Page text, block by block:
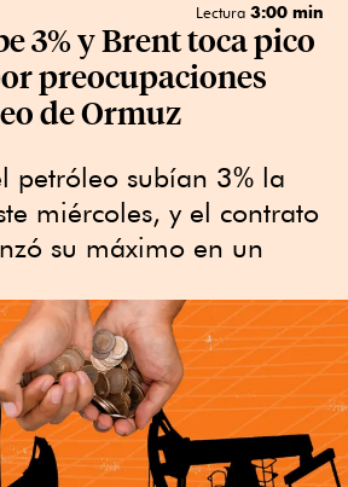
Lectura 3:00 min
3% y Brent toca pico
preocupaciones
de Ormuz
petróleo subían 3% la
miércoles, y el contrato
su máximo en un